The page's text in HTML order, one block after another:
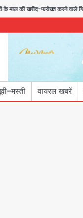
की खरीद-फरोख्त करने वाले गिरोह
मस्ती वायरल खबरें